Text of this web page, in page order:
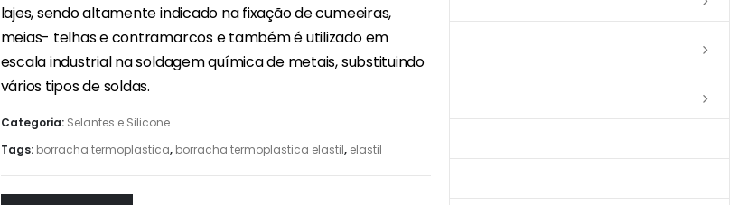
lajes, sendo altamente indicado na fixação de cumeeiras,
meias- telhas e contramarcos e também é utilizado em
escala industrial na soldagem química de metais, substituindo
vários tipos de soldas.
Categoria: Selantes e Silicone
Tags: borracha termoplastica, borracha termoplastica elastil, elastil